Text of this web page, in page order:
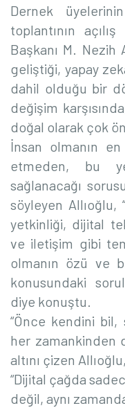
Dernek
toplantının
Başkanı M. Nezih
geliştiği, yapay
dahil olduğu bir
değişim
doğal olarak çok
İnsan olmanın
etmeden, bu
sağlanacağı
söyleyen Allıoğlu,
yetkinliği, dijital
ve iletişim gibi
olmanın özü ve
konusundaki
diye konuştu.
“Önce kendini bil,
her zamankinden
altını çizen
“Dijital çağda
değil, aynı